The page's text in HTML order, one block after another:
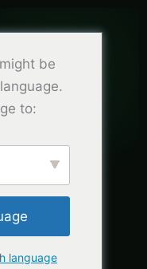
be
to:
language